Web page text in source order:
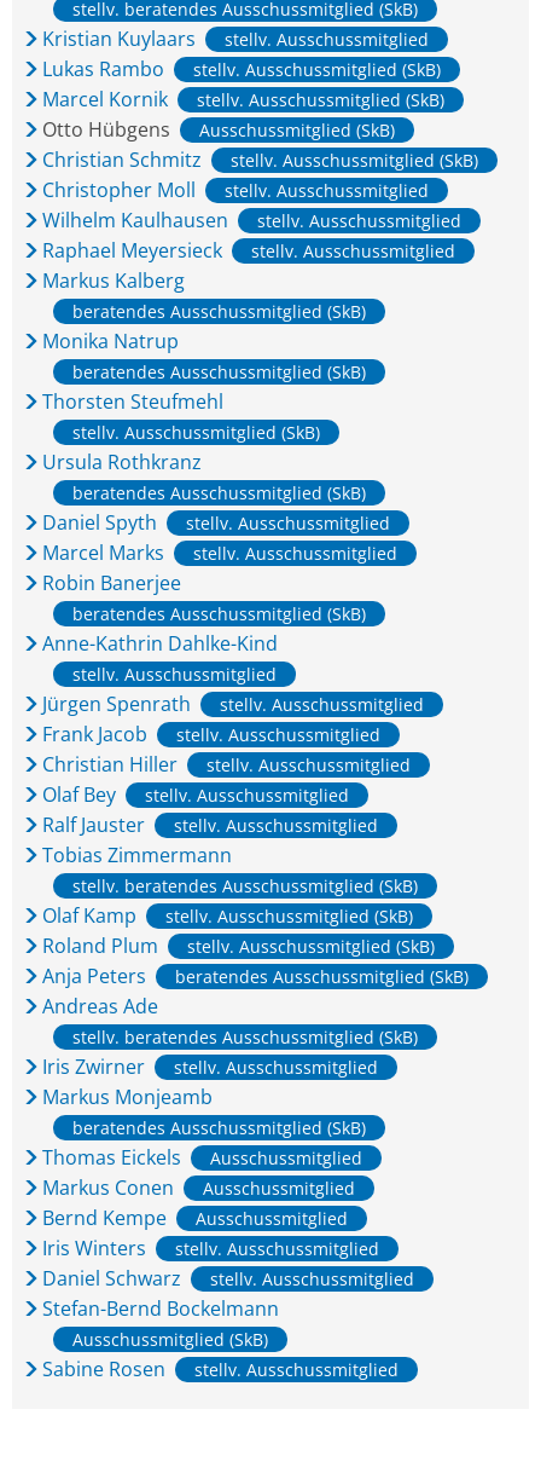
stellv. beratendes Ausschussmitglied (SkB)
Kristian Kuylaars stellv. Ausschussmitglied
Lukas Rambo stellv. Ausschussmitglied (SkB)
Marcel Kornik stellv. Ausschussmitglied (SkB)
Otto Hübgens Ausschussmitglied (SkB)
Christian Schmitz stellv. Ausschussmitglied (SkB)
Christopher Moll stellv. Ausschussmitglied
Wilhelm Kaulhausen stellv. Ausschussmitglied
Raphael Meyersieck stellv. Ausschussmitglied
Markus Kalberg
beratendes Ausschussmitglied (SkB)
Monika Natrup
beratendes Ausschussmitglied (SkB)
Thorsten Steufmehl
stellv. Ausschussmitglied (SkB)
Ursula Rothkranz
beratendes Ausschussmitglied (SkB)
Daniel Spyth stellv. Ausschussmitglied
Marcel Marks stellv. Ausschussmitglied
Robin Banerjee
beratendes Ausschussmitglied (SkB)
Anne-Kathrin Dahlke-Kind
stellv. Ausschussmitglied
Jürgen Spenrath stellv. Ausschussmitglied
Frank Jacob stellv. Ausschussmitglied
Christian Hiller stellv. Ausschussmitglied
Olaf Bey stellv. Ausschussmitglied
Ralf Jauster stellv. Ausschussmitglied
Tobias Zimmermann
stellv. beratendes Ausschussmitglied (SkB)
Olaf Kamp stellv. Ausschussmitglied (SkB)
Roland Plum stellv. Ausschussmitglied (SkB)
Anja Peters beratendes Ausschussmitglied (SkB)
Andreas Ade
stellv. beratendes Ausschussmitglied (SkB)
Iris Zwirner stellv. Ausschussmitglied
Markus Monjeamb
beratendes Ausschussmitglied (SkB)
Thomas Eickels Ausschussmitglied
Markus Conen Ausschussmitglied
Bernd Kempe Ausschussmitglied
Iris Winters stellv. Ausschussmitglied
Daniel Schwarz stellv. Ausschussmitglied
Stefan-Bernd Bockelmann
Ausschussmitglied (SkB)
Sabine Rosen stellv. Ausschussmitglied